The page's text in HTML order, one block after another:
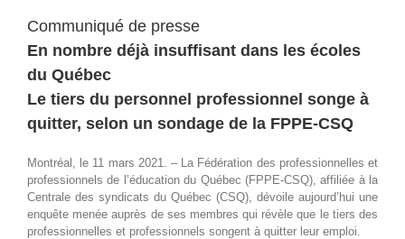
Communiqué de presse
En nombre déjà insuffisant dans les écoles
du Québec
Le tiers du personnel professionnel songe à
quitter, selon un sondage de la FPPE-CSQ
Montréal, le 11 mars 2021. – La Fédération des professionnelles et
professionnels de l’éducation du Québec (FPPE-CSQ), affiliée à la
Centrale des syndicats du Québec (CSQ), dévoile aujourd’hui une
enquête menée auprès de ses membres qui révèle que le tiers des
professionnelles et professionnels songent à quitter leur emploi.